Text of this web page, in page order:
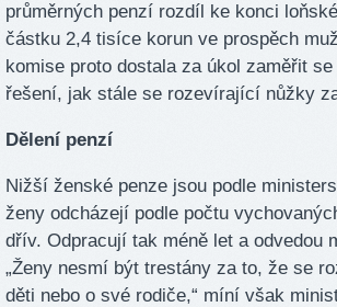
průměrných penzí rozdíl ke konci
částku 2,4 tisíce korun ve prospěch
komise proto dostala za úkol zaměřit
řešení, jak stále se rozevírající nůžky
Dělení penzí
Nižší ženské penze jsou podle
ženy odcházejí podle počtu
dřív. Odpracují tak méně let a odvedou
„Ženy nesmí být trestány za to, že se
děti nebo o své rodiče,“ míní však